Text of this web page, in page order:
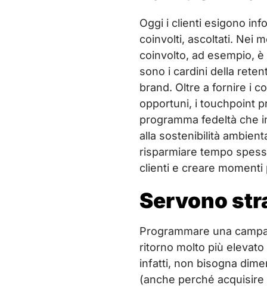
Oggi i clienti esigono
coinvolti, ascoltati. Nei
coinvolto, ad esempio,
sono i cardini della
brand. Oltre a fornire i
opportuni, i touchpoint
programma fedeltà che
alla sostenibilità
risparmiare tempo
clienti e creare
Servono
Programmare una
ritorno molto più
infatti, non bisogna
(anche perché